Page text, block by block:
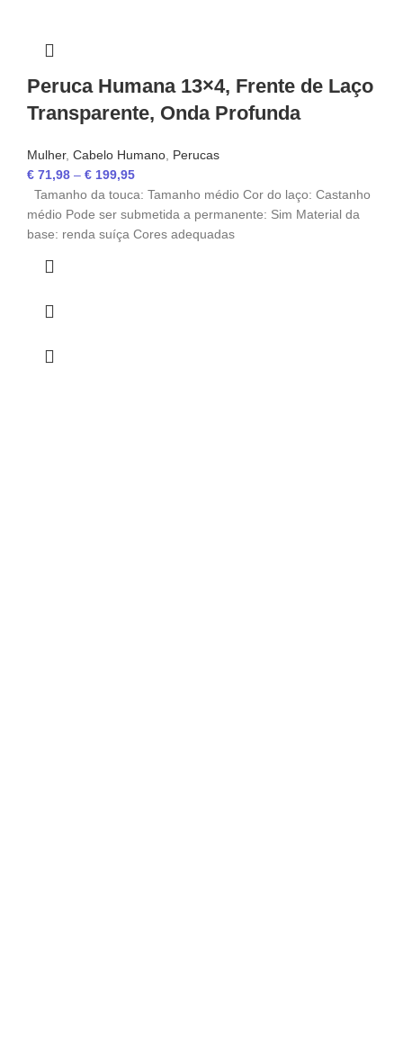
Peruca Humana 13×4, Frente de Laço
Transparente, Onda Profunda
Mulher, Cabelo Humano, Perucas
€ 71,98 – € 199,95
Tamanho da touca: Tamanho médio Cor do laço: Castanho
médio Pode ser submetida a permanente: Sim Material da
base: renda suíça Cores adequadas